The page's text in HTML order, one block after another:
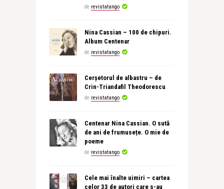
de revistatango
Nina Cassian – 100 de chipuri.
Album Centenar
de revistatango
Cerșetorul de albastru – de
Crin-Triandafil Theodorescu
de revistatango
Centenar Nina Cassian. O sută
de ani de frumusețe. O mie de
poeme
de revistatango
Cele mai înalte uimiri – cartea
celor 33 de autori care s-au